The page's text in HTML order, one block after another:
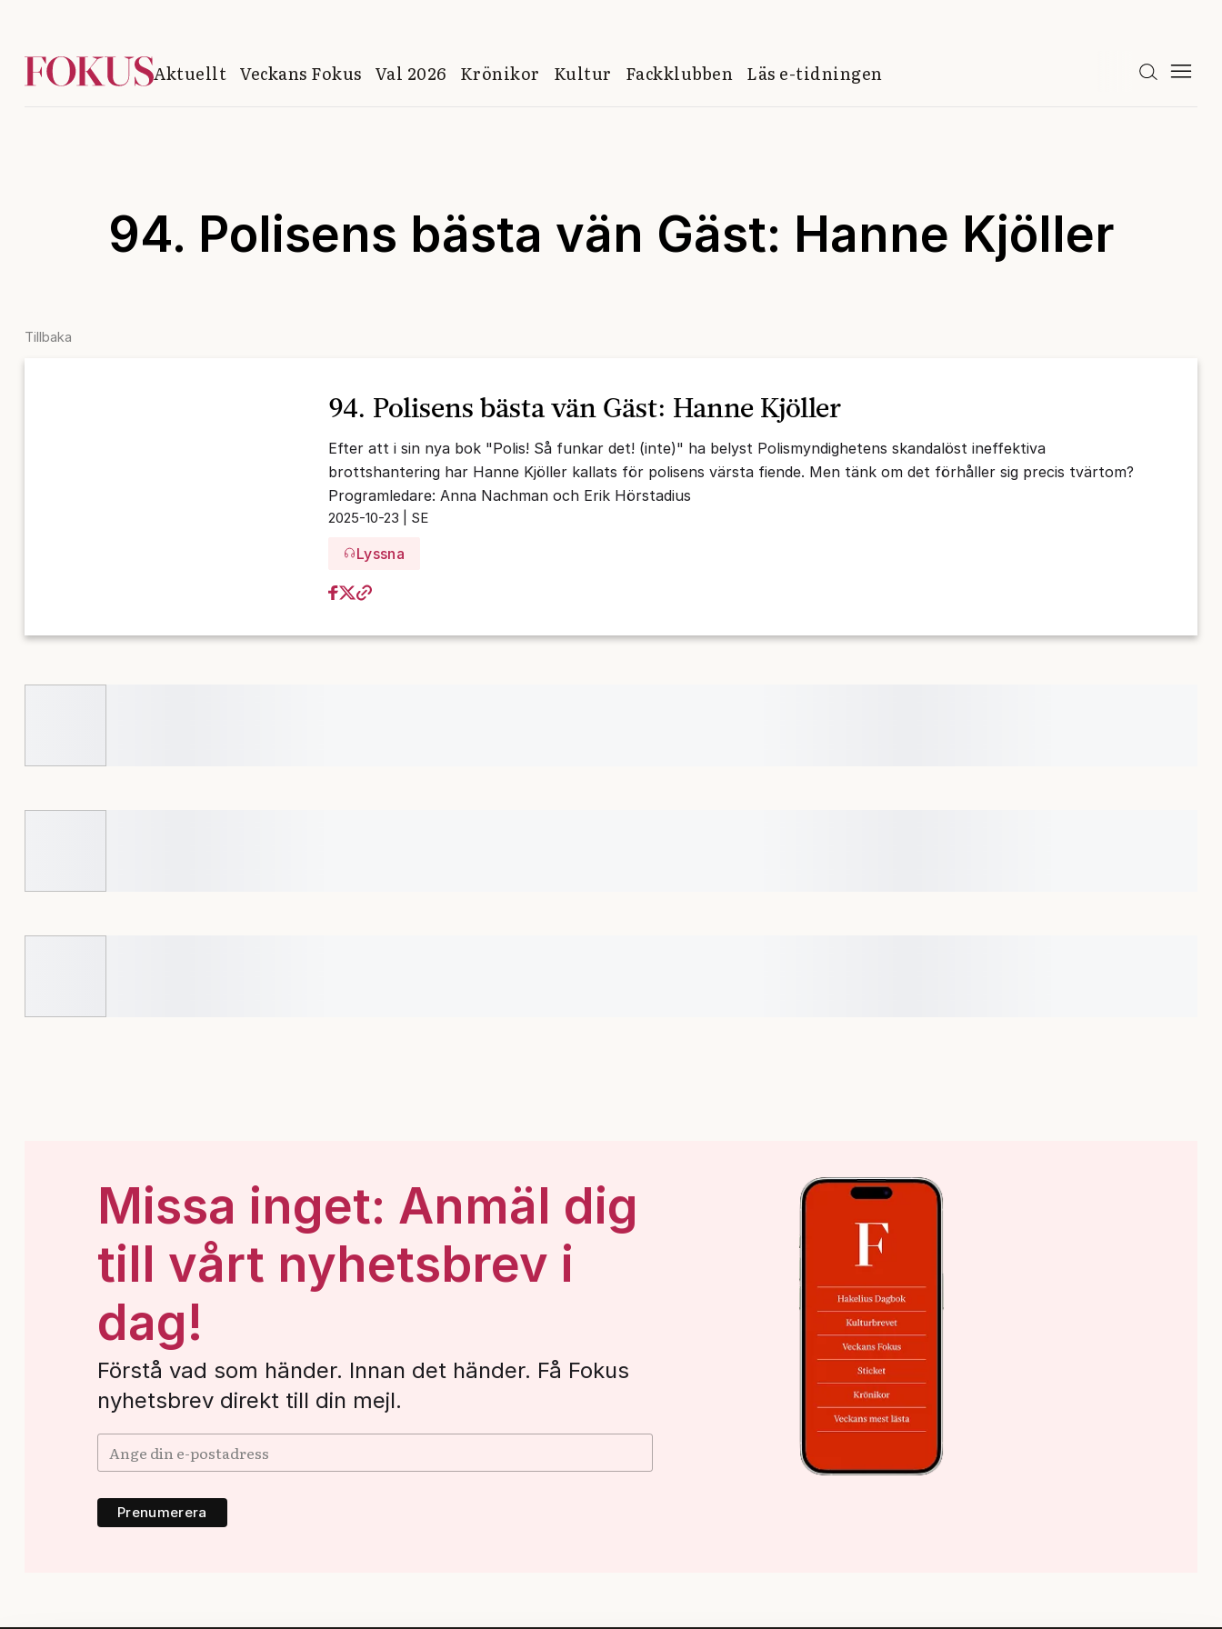
Aktuellt Veckans Fokus Val 2026 Krönikor Kultur Fackklubben Läs e-tidningen
94. Polisens bästa vän Gäst: Hanne Kjöller
Tillbaka
94. Polisens bästa vän Gäst: Hanne Kjöller
Efter att i sin nya bok "Polis! Så funkar det! (inte)" ha belyst Polismyndighetens skandalöst ineffektiva
brottshantering har Hanne Kjöller kallats för polisens värsta fiende. Men tänk om det förhåller sig precis tvärtom?
Programledare: Anna Nachman och Erik Hörstadius
2025-10-23 | SE
Lyssna
Missa inget: Anmäl dig
till vårt nyhetsbrev i
dag!
Förstå vad som händer. Innan det händer. Få Fokus
nyhetsbrev direkt till din mejl.